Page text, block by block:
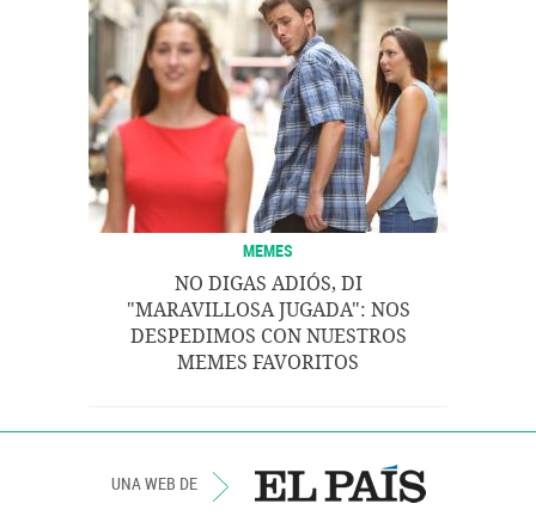
MEMES
NO DIGAS ADIÓS, DI
"MARAVILLOSA JUGADA": NOS
DESPEDIMOS CON NUESTROS
MEMES FAVORITOS
UNA WEB DE